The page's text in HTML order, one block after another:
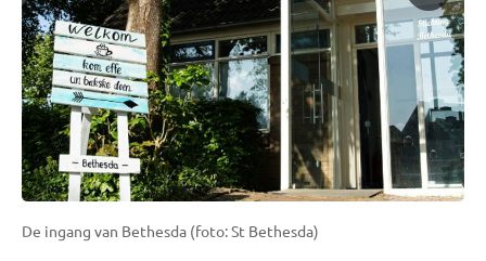
De ingang van Bethesda (foto: St Bethesda)